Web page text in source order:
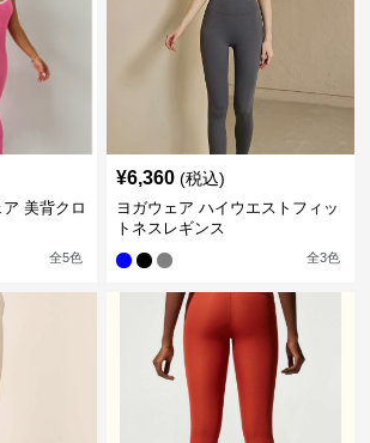
美背クロ
全5色
¥6,360 (税込)
ヨガウェア ハイウエストフィッ
トネスレギンス
全3色